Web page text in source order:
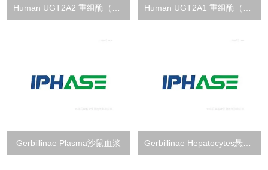
Gerbillinae Plasma沙鼠血浆